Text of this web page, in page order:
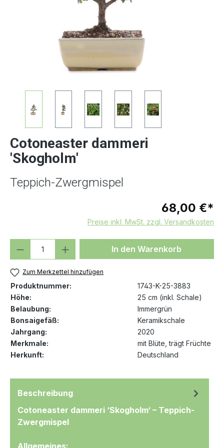
Cotoneaster dammeri
'Skogholm'
Teppich-Zwergmispel
68,00 €*
Preise inkl. MwSt. zzgl. Versandkosten
Produkt Anzahl: Gib denIn den Warenkorb
Zum Merkzettel hinzufügen
Produktnummer:
1743-K-25-3883
Höhe:
25 cm (inkl. Schale)
Belaubung:
Immergrün
Bonsaigefäß:
Keramikschale
Jahrgang:
2020
Merkmale:
mit Blüte , trägt Früchte
Herkunft:
Deutschland
Beschreibung
Cotoneaster dammeri ‘Skogholm‘ – Teppich-
Zwergmispel
Allgemeines: